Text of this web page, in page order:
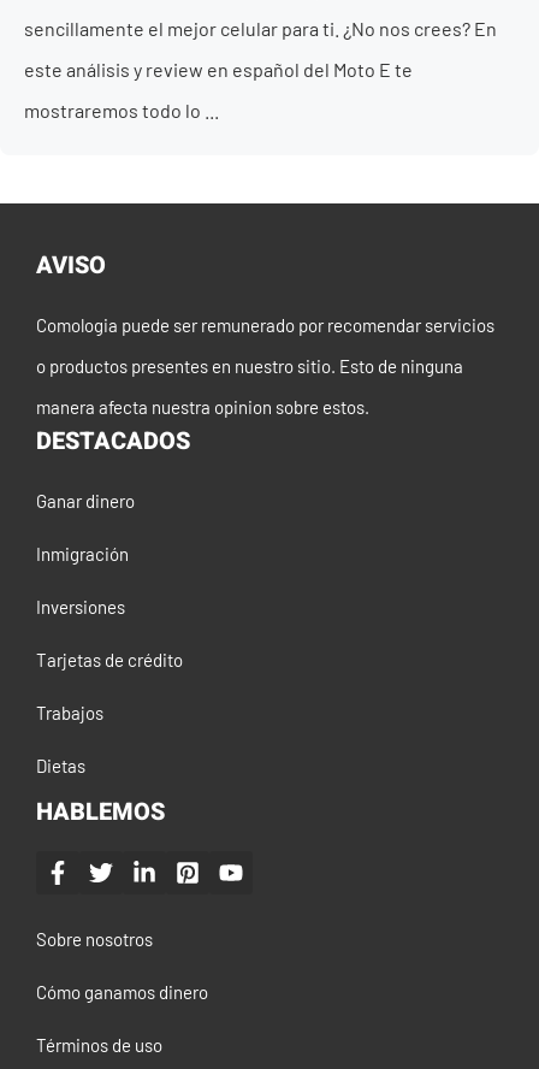
sencillamente el mejor celular para ti. ¿No nos crees? En
este análisis y review en español del Moto E te
mostraremos todo lo ...
AVISO
Comologia puede ser remunerado por recomendar servicios
o productos presentes en nuestro sitio. Esto de ninguna
manera afecta nuestra opinion sobre estos.
DESTACADOS
Ganar dinero
Inmigración
Inversiones
Tarjetas de crédito
Trabajos
Dietas
HABLEMOS
Sobre nosotros
Cómo ganamos dinero
Términos de uso